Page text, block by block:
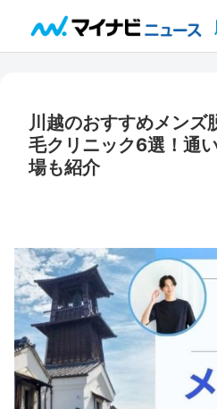
川越のおすすめメンズ
毛クリニック6選！通
場も紹介